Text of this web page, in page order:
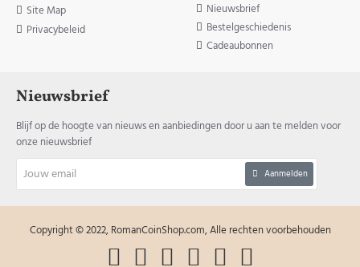
Site Map
Privacybeleid
Nieuwsbrief
Bestelgeschiedenis
Cadeaubonnen
Nieuwsbrief
Blijf op de hoogte van nieuws en aanbiedingen door u aan te melden voor
onze nieuwsbrief
email
Aanmelden
Copyright © 2022, RomanCoinShop.com, Alle rechten voorbehouden